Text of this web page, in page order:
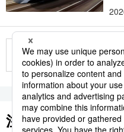
もっ
注目のキーワード